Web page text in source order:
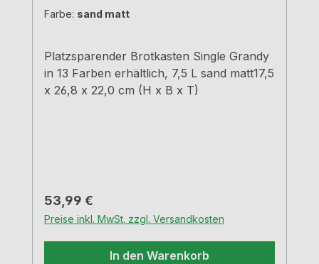
Farbe: sand matt
Platzsparender Brotkasten Single Grandy
in 13 Farben erhältlich, 7,5 L sand matt17,5
x 26,8 x 22,0 cm (H x B x T)
Regulärer Preis:
53,99 €
Preise inkl. MwSt. zzgl. Versandkosten
In den Warenkorb